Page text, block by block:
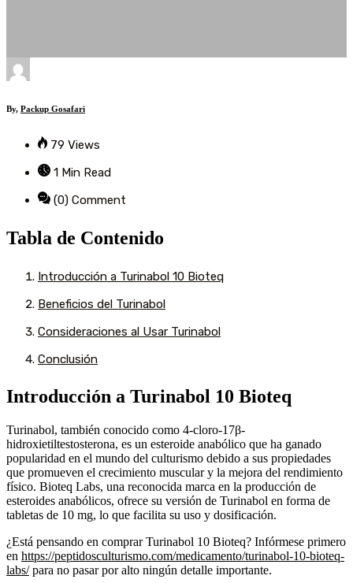
By, Packup Gosafari
79 Views
1 Min Read
(0) Comment
Tabla de Contenido
Introducción a Turinabol 10 Bioteq
Beneficios del Turinabol
Consideraciones al Usar Turinabol
Conclusión
Introducción a Turinabol 10 Bioteq
Turinabol, también conocido como 4-cloro-17β-
hidroxietiltestosterona, es un esteroide anabólico que ha ganado
popularidad en el mundo del culturismo debido a sus propiedades
que promueven el crecimiento muscular y la mejora del rendimiento
físico. Bioteq Labs, una reconocida marca en la producción de
esteroides anabólicos, ofrece su versión de Turinabol en forma de
tabletas de 10 mg, lo que facilita su uso y dosificación.
¿Está pensando en comprar Turinabol 10 Bioteq? Infórmese primero
en https://peptidosculturismo.com/medicamento/turinabol-10-bioteq-
labs/para no pasar por alto ningún detalle importante.